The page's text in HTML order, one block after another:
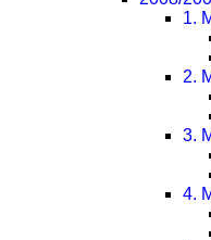
1.
2.
3.
4.